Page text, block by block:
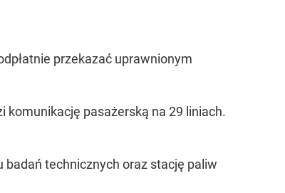
przekazać uprawnionym
komunikację pasażerską na 29 liniach.
badań technicznych oraz stację paliw